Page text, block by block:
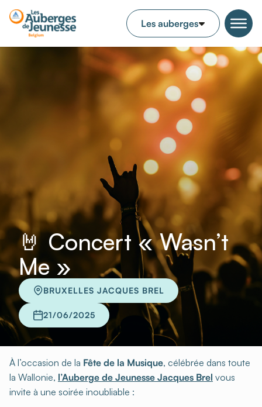
🤘 Concert « Wasn’t
Me »
BRUXELLES JACQUES BREL
21/06/2025
À l’occasion de la Fête de la Musique, célébrée dans toute
la Wallonie, l’Auberge de Jeunesse Jacques Brel vous
invite à une soirée inoubliable :